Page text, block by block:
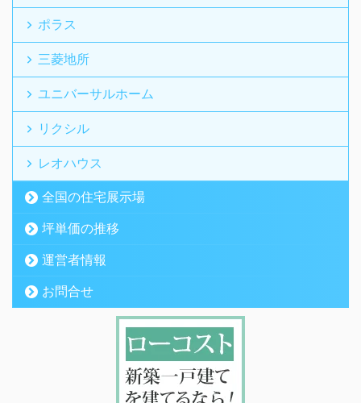
ポラス
三菱地所
ユニバーサルホーム
リクシル
レオハウス
全国の住宅展示場
坪単価の推移
運営者情報
お問合せ